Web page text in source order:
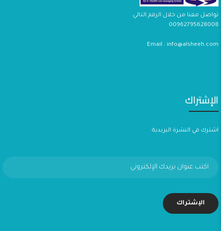
تواصل معنا من خلال الرقم التالي
00962795628008
Email : info@alsheeh.com
الإشتراك
اشترك في النشرة البريدية